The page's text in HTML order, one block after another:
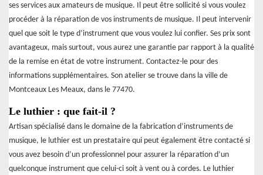
ses services aux amateurs de musique. Il peut être sollicité si vous voulez
procéder à la réparation de vos instruments de musique. Il peut intervenir
quel que soit le type d’instrument que vous voulez lui confier. Ses prix sont
avantageux, mais surtout, vous aurez une garantie par rapport à la qualité
de la remise en état de votre instrument. Contactez-le pour des
informations supplémentaires. Son atelier se trouve dans la ville de
Montceaux Les Meaux, dans le 77470.
Le luthier : que fait-il ?
Artisan spécialisé dans le domaine de la fabrication d’instruments de
musique, le luthier est un prestataire qui peut également être contacté si
vous avez besoin d’un professionnel pour assurer la réparation d’un
quelconque instrument que celui-ci soit à vent ou à cordes. Le luthier